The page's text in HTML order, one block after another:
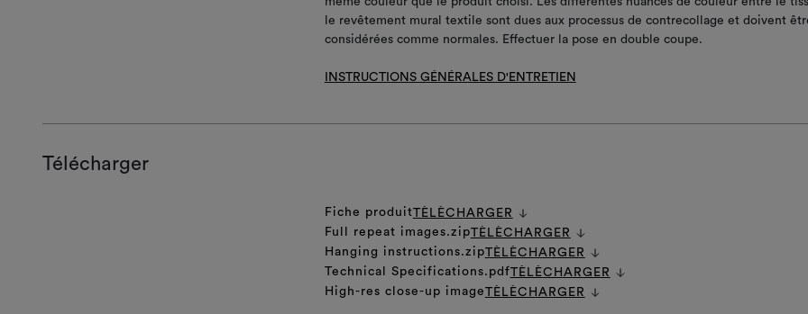
le revêtement mural textile sont dues aux processus de contrecollage et doivent
considérées comme normales. Effectuer la pose en double coupe.
INSTRUCTIONS GÉNÉRALES D'ENTRETIEN
Télécharger
Fiche produitTÈLÈCHARGER
Full repeat images.zipTÈLÈCHARGER
Hanging instructions.zipTÈLÈCHARGER
Technical Specifications.pdfTÈLÈCHARGER
High-res close-up imageTÈLÈCHARGER